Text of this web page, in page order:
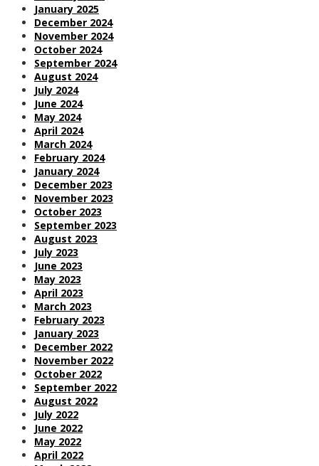
January 2025
December 2024
November 2024
October 2024
September 2024
August 2024
July 2024
June 2024
May 2024
April 2024
March 2024
February 2024
January 2024
December 2023
November 2023
October 2023
September 2023
August 2023
July 2023
June 2023
May 2023
April 2023
March 2023
February 2023
January 2023
December 2022
November 2022
October 2022
September 2022
August 2022
July 2022
June 2022
May 2022
April 2022